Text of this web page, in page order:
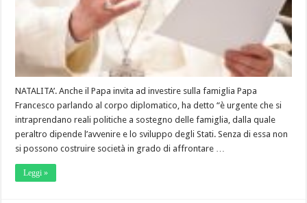
NATALITA’. Anche il Papa invita ad investire sulla famiglia Papa
Francesco parlando al corpo diplomatico, ha detto “è urgente che si
intraprendano reali politiche a sostegno delle famiglia, dalla quale
peraltro dipende l’avvenire e lo sviluppo degli Stati. Senza di essa non
si possono costruire società in grado di affrontare …
Leggi »